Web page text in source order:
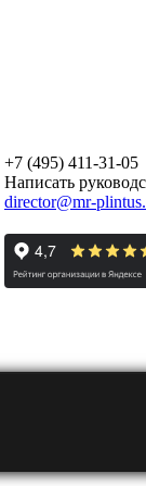
+7 (495) 411-31-05
Написать
director@mr-